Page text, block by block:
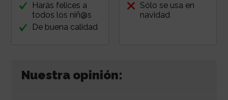
Harás felices a
todos los niñ@s
De buena calidad
Sólo se usa en
navidad
Nuestra opinión: